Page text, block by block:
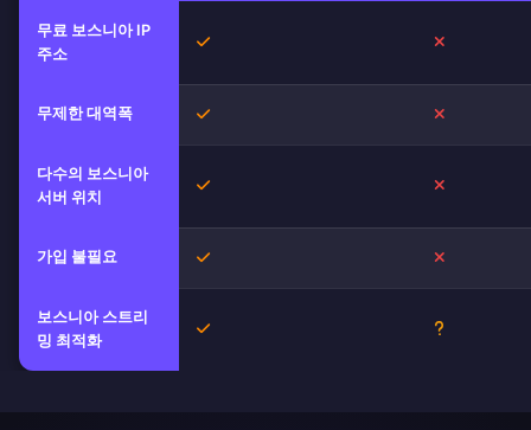
무료 보스니아 IP
주소
예
무제한 대역폭 예
다수의 보스니아
서버 위치
예
가입 불필요 예
보스니아 스트리
밍 최적화
예